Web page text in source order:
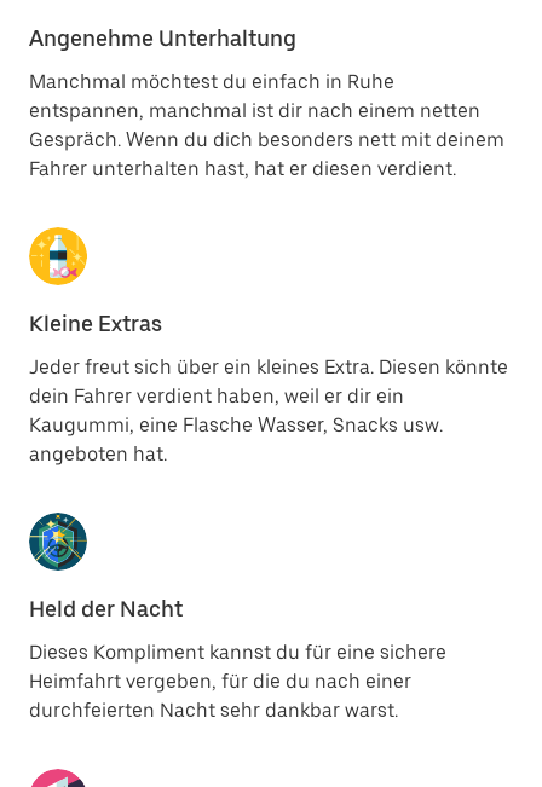
Angenehme Unterhaltung
Manchmal möchtest du einfach in Ruhe
entspannen, manchmal ist dir nach einem netten
Gespräch. Wenn du dich besonders nett mit deinem
Fahrer unterhalten hast, hat er diesen verdient.
Kleine Extras
Jeder freut sich über ein kleines Extra. Diesen könnte
dein Fahrer verdient haben, weil er dir ein
Kaugummi, eine Flasche Wasser, Snacks usw.
angeboten hat.
Held der Nacht
Dieses Kompliment kannst du für eine sichere
Heimfahrt vergeben, für die du nach einer
durchfeierten Nacht sehr dankbar warst.